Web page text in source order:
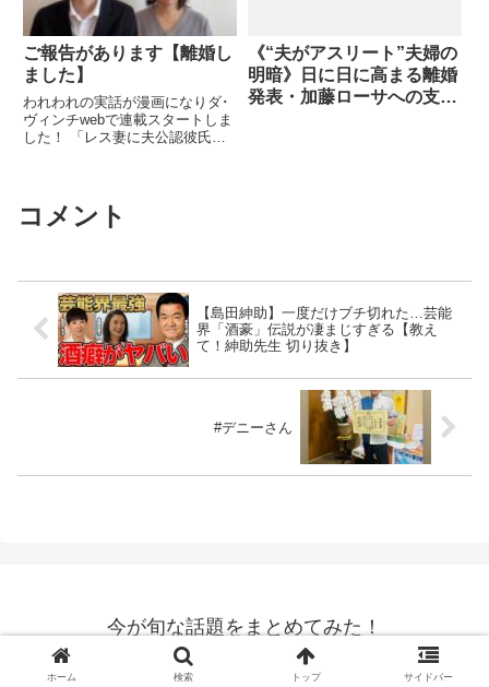
ご報告があります【離婚し
ました】
われわれの実話が漫画になりダ･
ヴィンチwebで連載スタートしま
した！ 「レス妻に夫公認彼氏が
《“夫がアスリート”夫婦の
明暗》日に日に高まる離婚
発表・加藤ローサへの支持
コメント
【島田紳助】一度だけブチ切れた…芸能
界「酒豪」伝説が凄まじすぎる【教え
て！紳助先生 切り抜き】
#デニーさん
今が旬な話題をまとめてみた！
© 2021 今が旬な話題をまとめてみた！.
ホーム 検索 トップ サイドバー